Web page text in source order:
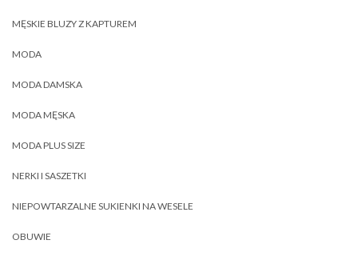
MĘSKIE BLUZY Z KAPTUREM
MODA
MODA DAMSKA
MODA MĘSKA
MODA PLUS SIZE
NERKI I SASZETKI
NIEPOWTARZALNE SUKIENKI NA WESELE
OBUWIE